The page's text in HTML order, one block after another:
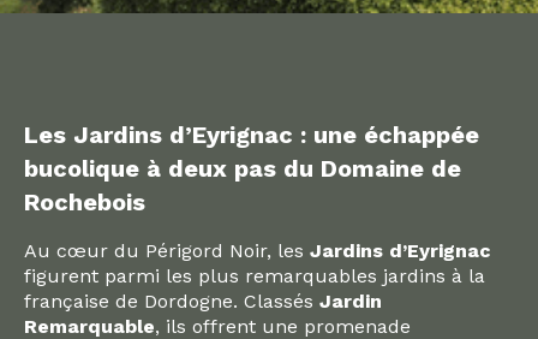
Les Jardins d’Eyrignac : une échappée
bucolique à deux pas du Domaine de
Rochebois
Au cœur du Périgord Noir, les Jardins d’Eyrignac
figurent parmi les plus remarquables jardins à la
française de Dordogne. Classés Jardin
Remarquable, ils offrent une promenade